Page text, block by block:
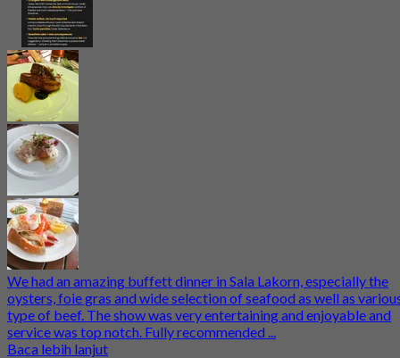
We had an amazing buffett dinner in Sala Lakorn, especially the
oysters, foie gras and wide selection of seafood as well as
type of beef. The show was very entertaining and enjoyable and
service was top notch. Fully recommended ...
Baca lebih lanjut